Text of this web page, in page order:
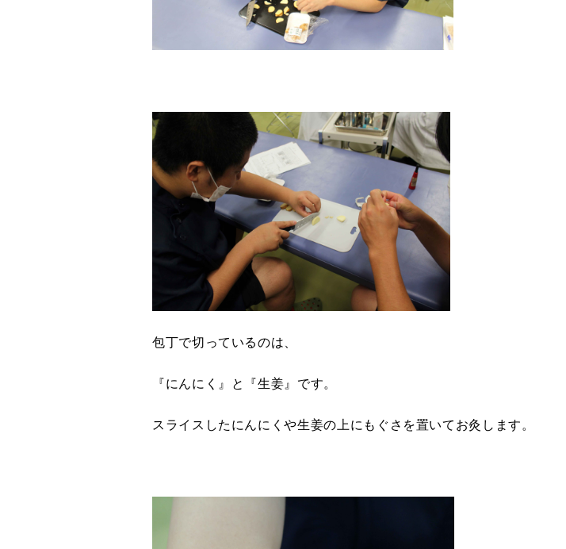
包丁で切っているのは、
『にんにく』と『生姜』です。
スライスしたにんにくや生姜の上にもぐさを置いてお灸します。